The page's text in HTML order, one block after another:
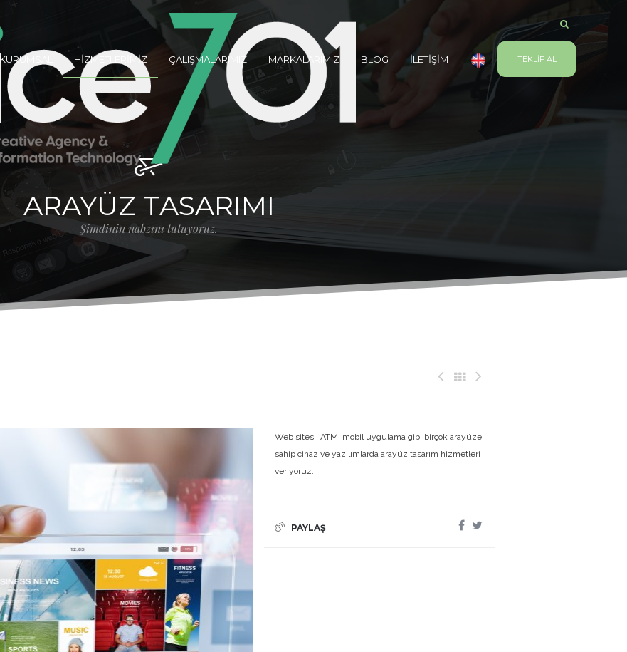
KURUMSAL HİZMETLERİMİZ ÇALIŞMALARIMIZ MARKALARIMIZ BLOG İLETİŞİM TEKLİF AL
ARAYÜZ TASARIMI
Şimdinin nabzını tutuyoruz.
Web sitesi, ATM, mobil uygulama gibi birçok arayüze
sahip cihaz ve yazılımlarda arayüz tasarım hizmetleri
veriyoruz.
PAYLAŞ